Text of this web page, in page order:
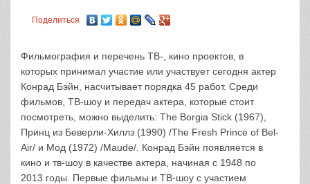
Поделиться
Фильмография и перечень ТВ-, кино проектов, в
которых принимал участие или участвует сегодня актер
Конрад Бэйн, насчитывает порядка 45 работ. Среди
фильмов, ТВ-шоу и передач актера, которые стоит
посмотреть, можно выделить: The Borgia Stick (1967),
Принц из Беверли-Хиллз (1990) /The Fresh Prince of Bel-
Air/ и Мод (1972) /Maude/. Конрад Бэйн появляется в
кино и тв-шоу в качестве актера, начиная с 1948 по
2013 годы. Первые фильмы и ТВ-шоу с участием